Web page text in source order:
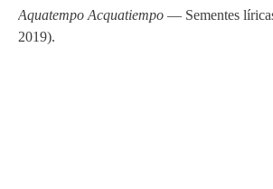
Aquatempo Acquatiempo — Sementes
2019).